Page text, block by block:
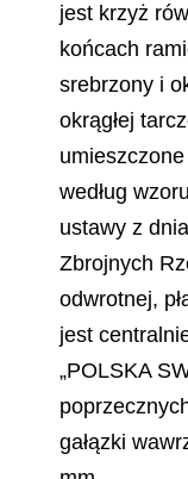
jest krzyż
końcach
srebrzony i
okrągłej
według
ustawy z
Zbrojnych
odwrotnej,
jest
„POLSKA
gałązki